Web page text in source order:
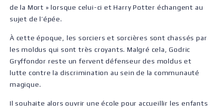
de la Mort » lorsque celui-ci et Harry Potter échangent au
sujet de l’épée.
À cette époque, les sorciers et sorcières sont chassés par
les moldus qui sont très croyants. Malgré cela, Godric
Gryffondor reste un fervent défenseur des moldus et
lutte contre la discrimination au sein de la communauté
magique.
Il souhaite alors ouvrir une école pour accueillir les enfants